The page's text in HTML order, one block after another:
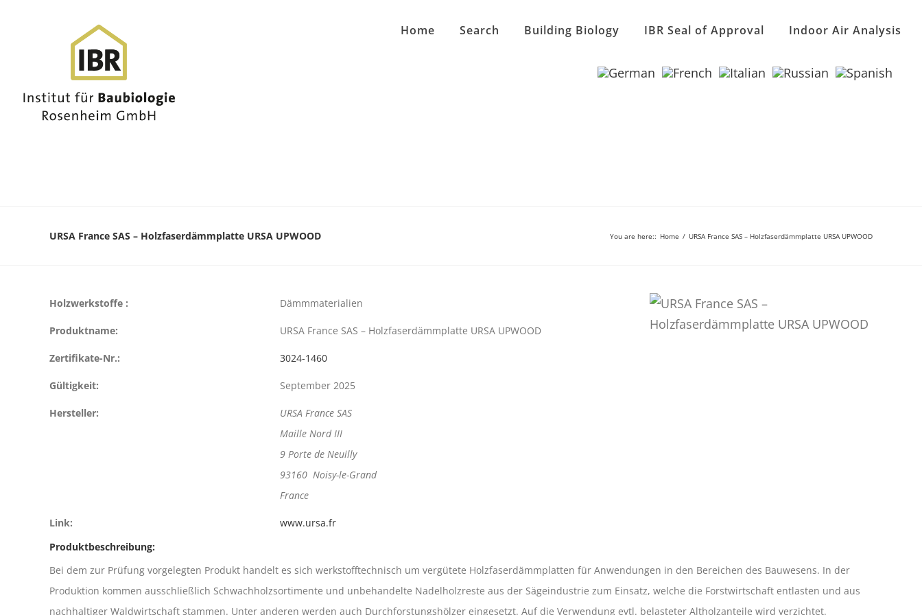
Home Search Building Biology IBR Seal of Approval Indoor Air Analysis
URSA France SAS – Holzfaserdämmplatte URSA UPWOOD You are here:: Home / URSA France SAS – Holzfaserdämmplatte URSA UPWOOD
Holzwerkstoffe : Dämmmaterialien
Produktname: URSA France SAS – Holzfaserdämmplatte URSA UPWOOD
Zertifikate-Nr.: 3024-1460
Gültigkeit: September 2025
Hersteller:
URSA France SAS
Maille Nord III
9 Porte de Neuilly
93160 Noisy-le-Grand
France
Link:
www.ursa.fr
Produktbeschreibung:
Bei dem zur Prüfung vorgelegten Produkt handelt es sich werkstofftechnisch um vergütete Holzfaserdämmplatten für Anwendungen in den Bereichen des Bauwesens. In der
Produktion kommen ausschließlich Schwachholzsortimente und unbehandelte Nadelholzreste aus der Sägeindustrie zum Einsatz, welche die Forstwirtschaft entlasten und aus
nachhaltiger Waldwirtschaft stammen. Unter anderen werden auch Durchforstungshölzer eingesetzt. Auf die Verwendung evtl. belasteter Altholzanteile wird verzichtet.